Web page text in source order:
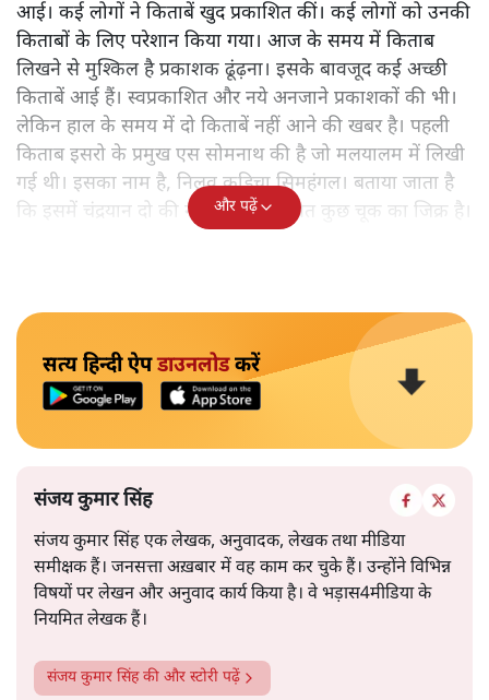
आई। कई लोगों ने किताबें खुद प्रकाशित कीं। कई लोगों को उनकी
किताबों के लिए परेशान किया गया। आज के समय में किताब
लिखने से मुश्किल है प्रकाशक ढूंढ़ना। इसके बावजूद कई अच्छी
किताबें आई हैं। स्वप्रकाशित और नये अनजाने प्रकाशकों की भी।
लेकिन हाल के समय में दो किताबें नहीं आने की खबर है। पहली
किताब इसरो के प्रमुख एस सोमनाथ की है जो मलयालम में लिखी
गई थी। इसका नाम है, निलवु कुडिचा सिमहंगल। बताया जाता है
कि इसमें चंद्रयान दो की नाकामी से संबंधित कुछ चूक का जिक्र है।
और पढ़ें
सत्य हिन्दी ऐपडाउनलोडकरें
संजय कुमार सिंह
संजय कुमार सिंह एक लेखक, अनुवादक, लेखक तथा मीडिया
समीक्षक हैं। जनसत्ता अख़बार में वह काम कर चुके हैं। उन्होंने विभिन्न
विषयों पर लेखन और अनुवाद कार्य किया है। वे भड़ास4मीडिया के
नियमित लेखक हैं।
संजय कुमार सिंहकी और स्टोरी पढ़ें